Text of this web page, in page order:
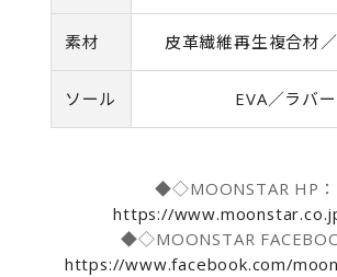
素材 皮革繊維再生複合材
ソール EVA／ラバー
◆◇MOONSTAR HP：
https://
◆◇MOONSTAR
https://www.facebook.com/